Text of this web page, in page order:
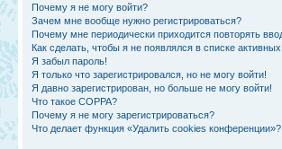
Почему я не могу войти?
Зачем мне вообще нужно регистрироваться?
Почему мне периодически приходится повторять
Как сделать, чтобы я не появлялся в списке
Я забыл пароль!
Я только что зарегистрировался, но не могу войти!
Я давно зарегистрирован, но больше не могу войти!
Что такое COPPA?
Почему я не могу зарегистрироваться?
Что делает функция «Удалить cookies конференции»?